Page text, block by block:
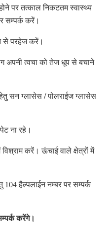
पर तत्काल निकटतम स्वास्थ्य
सम्पर्क करें।
से परहेज करें।
अपनी त्वचा को तेज धूप से बचाने
सन ग्लासेस / पोलराईज ग्लासेस
ना रहे।
करें। ऊंचाई वाले क्षेत्रों में
104 हैल्पलाईन नम्बर पर सम्पर्क
करेंगे।